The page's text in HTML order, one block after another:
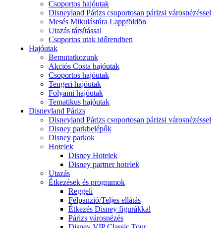
Csoportos hajóutak
Disneyland Párizs csoportosan párizsi városnézéssel
Mesés Mikulástúra Lappföldön
Utazás társítással
Csoportos utak időrendben
Hajóutak
Bemutatkozunk
Akciós Costa hajóutak
Csoportos hajóutak
Tengeri hajóutak
Folyami hajóutak
Tematikus hajóutak
Disneyland Párizs
Disneyland Párizs csoportosan párizsi városnézéssel
Disney parkbelépők
Disney parkok
Hotelek
Disney Hotelek
Disney partner hotelek
Utazás
Étkezések és programok
Reggeli
Félpanzió/Teljes ellátás
Étkezés Disney figurákkal
Párizs városnézés